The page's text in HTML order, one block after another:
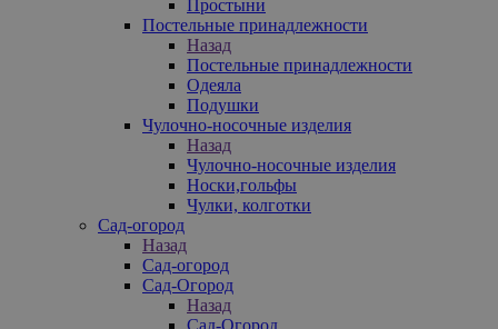
Простыни
Постельные принадлежности
Назад
Постельные принадлежности
Одеяла
Подушки
Чулочно-носочные изделия
Назад
Чулочно-носочные изделия
Носки,гольфы
Чулки, колготки
Сад-огород
Назад
Сад-огород
Сад-Огород
Назад
Сад-Огород